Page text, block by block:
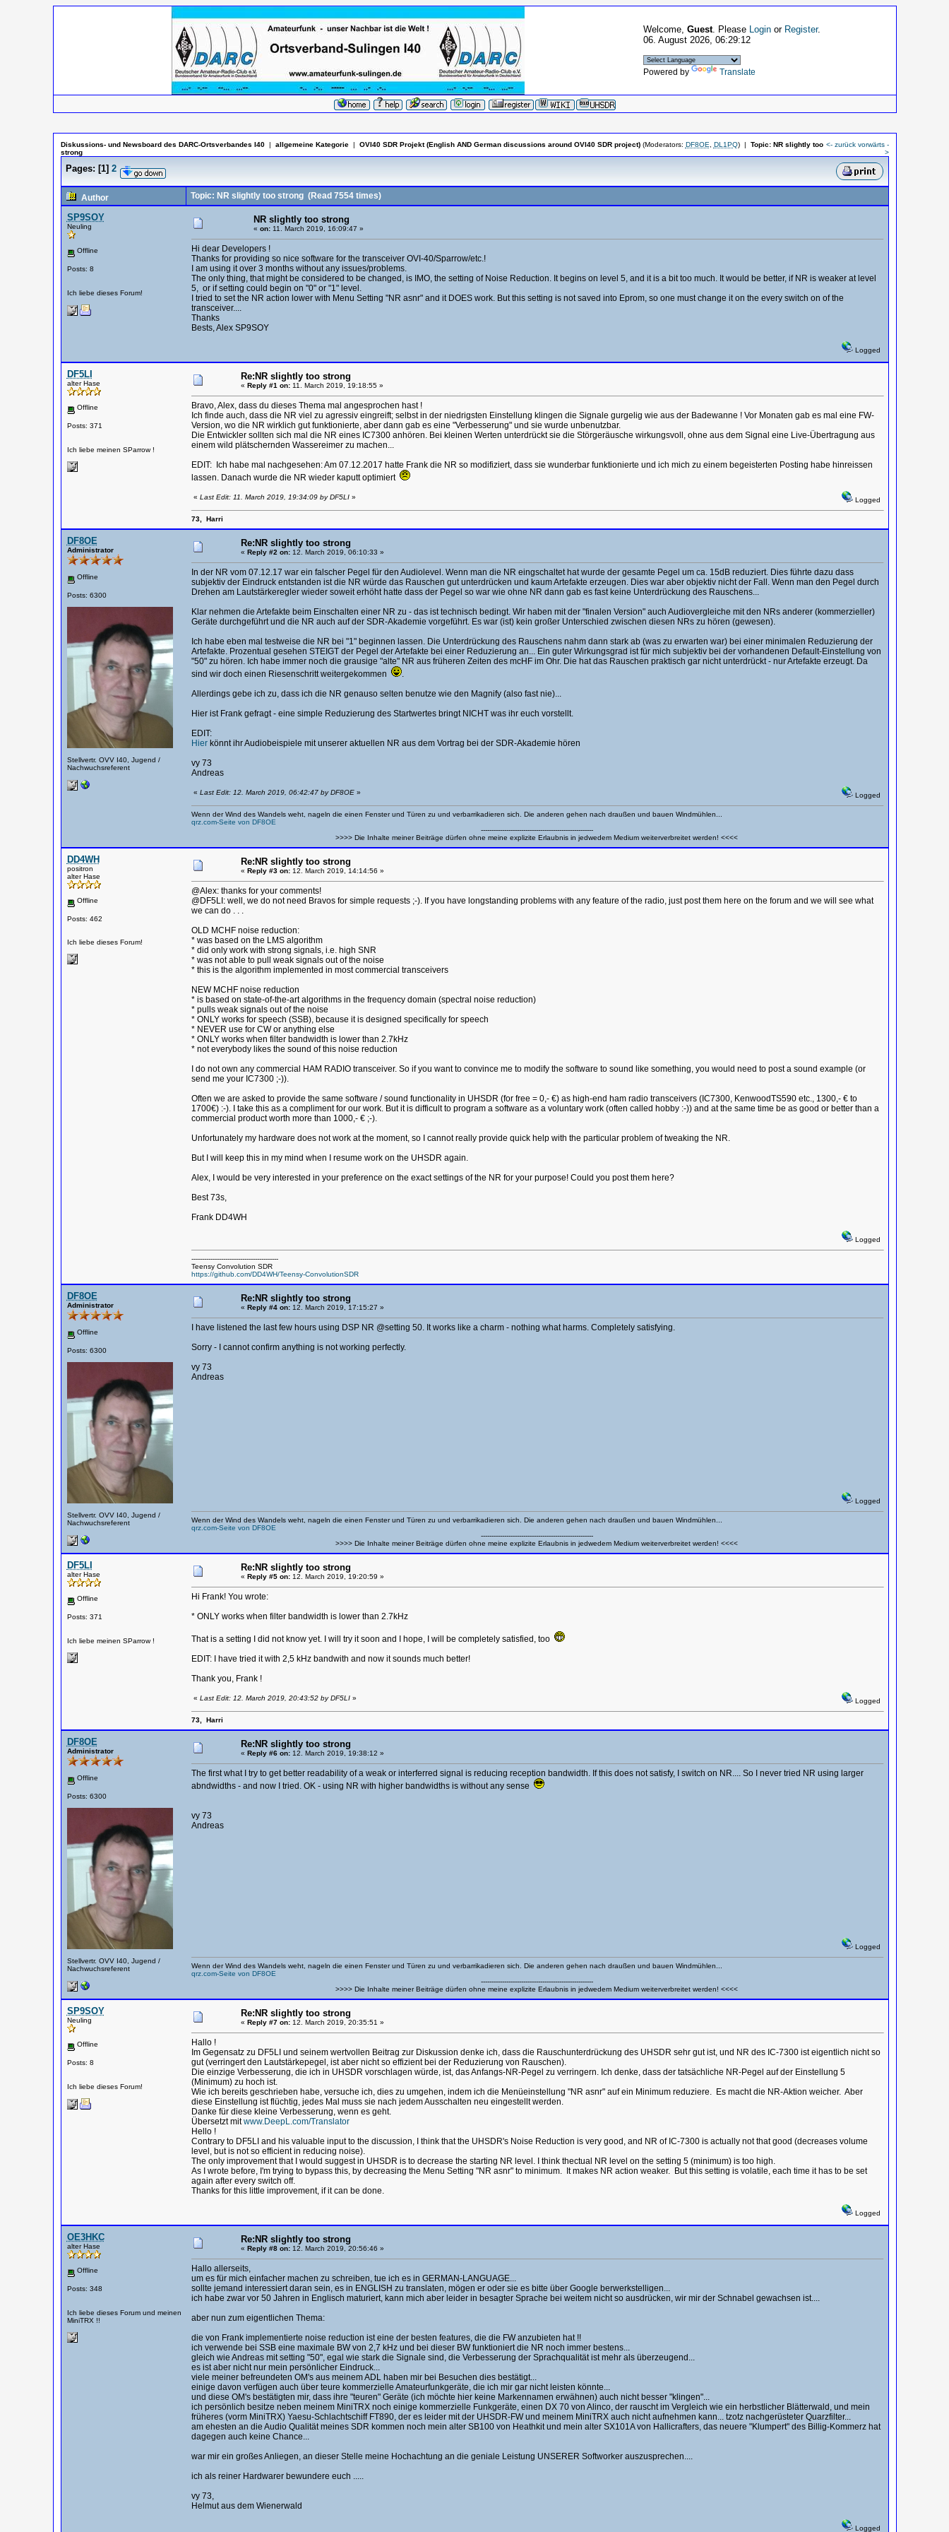
Welcome, Guest. Please Loginor Register.
06. August 2026, 06:29:12
Powered by Translate
Diskussions- und Newsboard des DARC-Ortsverbandes I40 | allgemeine Kategorie | OVI40 SDR Projekt (English AND German discussions around OVI40 SDR project)(Moderators: DF8OE DL1PQ) | Topic: NR slightly too
strong
<- zurück vorwärts -
>
Pages: [1] 2
Author Topic: NR slightly too strong(Read 7554 times)
SP9SOY
Neuling
Offline
Posts: 8
Ich liebe dieses Forum!
NR slightly too strong
« on:11. March 2019, 16:09:47 »
Hi dear Developers !
Thanks for providing so nice software for the transceiver OVI-40/Sparrow/etc.!
I am using it over 3 months without any issues/problems.
The only thing, that might be considered to be changed, is IMO, the setting of Noise Reduction. It begins on level 5, and it is a bit too much. It would be better, if NR is weaker at level
5, or if setting could begin on "0" or "1" level.
I tried to set the NR action lower with Menu Setting "NR asnr" and it DOES work. But this setting is not saved into Eprom, so one must change it on the every switch on of the
transceiver....
Thanks
Bests, Alex SP9SOY
Logged
DF5LI
alter Hase
Offline
Posts: 371
Ich liebe meinen SParrow !
Re:NR slightly too strong
« Reply #1 on:11. March 2019, 19:18:55 »
Bravo, Alex, dass du dieses Thema mal angesprochen hast !
Ich finde auch, dass die NR viel zu agressiv eingreift; selbst in der niedrigsten Einstellung klingen die Signale gurgelig wie aus der Badewanne ! Vor Monaten gab es mal eine FW-
Version, wo die NR wirklich gut funktionierte, aber dann gab es eine "Verbesserung" und sie wurde unbenutzbar.
Die Entwickler sollten sich mal die NR eines IC7300 anhören. Bei kleinen Werten unterdrückt sie die Störgeräusche wirkungsvoll, ohne aus dem Signal eine Live-Übertragung aus
einem wild plätschernden Wassereimer zu machen...
EDIT: Ich habe mal nachgesehen: Am 07.12.2017 hatte Frank die NR so modifiziert, dass sie wunderbar funktionierte und ich mich zu einem begeisterten Posting habe hinreissen
lassen. Danach wurde die NR wieder kaputt optimiert
« Last Edit: 11. March 2019, 19:34:09 by DF5LI» Logged
73, Harri
DF8OE
Administrator
Offline
Posts: 6300
Stellvertr. OVV I40, Jugend /
Nachwuchsreferent
Re:NR slightly too strong
« Reply #2 on:12. March 2019, 06:10:33 »
In der NR vom 07.12.17 war ein falscher Pegel für den Audiolevel. Wenn man die NR eingschaltet hat wurde der gesamte Pegel um ca. 15dB reduziert. Dies führte dazu dass
subjektiv der Eindruck entstanden ist die NR würde das Rauschen gut unterdrücken und kaum Artefakte erzeugen. Dies war aber objektiv nicht der Fall. Wenn man den Pegel durch
Drehen am Lautstärkeregler wieder soweit erhöht hatte dass der Pegel so war wie ohne NR dann gab es fast keine Unterdrückung des Rauschens...
Klar nehmen die Artefakte beim Einschalten einer NR zu - das ist technisch bedingt. Wir haben mit der "finalen Version" auch Audiovergleiche mit den NRs anderer (kommerzieller)
Geräte durchgeführt und die NR auch auf der SDR-Akademie vorgeführt. Es war (ist) kein großer Unterschied zwischen diesen NRs zu hören (gewesen).
Ich habe eben mal testweise die NR bei "1" beginnen lassen. Die Unterdrückung des Rauschens nahm dann stark ab (was zu erwarten war) bei einer minimalen Reduzierung der
Artefakte. Prozentual gesehen STEIGT der Pegel der Artefakte bei einer Reduzierung an... Ein guter Wirkungsgrad ist für mich subjektiv bei der vorhandenen Default-Einstellung von
"50" zu hören. Ich habe immer noch die grausige "alte" NR aus früheren Zeiten des mcHF im Ohr. Die hat das Rauschen praktisch gar nicht unterdrückt - nur Artefakte erzeugt. Da
sind wir doch einen Riesenschritt weitergekommen
.
Allerdings gebe ich zu, dass ich die NR genauso selten benutze wie den Magnify (also fast nie)...
Hier ist Frank gefragt - eine simple Reduzierung des Startwertes bringt NICHT was ihr euch vorstellt.
EDIT:
Hierkönnt ihr Audiobeispiele mit unserer aktuellen NR aus dem Vortrag bei der SDR-Akademie hören
vy 73
Andreas
« Last Edit: 12. March 2019, 06:42:47 by DF8OE» Logged
Wenn der Wind des Wandels weht, nageln die einen Fenster und Türen zu und verbarrikadieren sich. Die anderen gehen nach draußen und bauen Windmühlen...
qrz.com-Seite von DF8OE
-----------------------------------------------------
>>>> Die Inhalte meiner Beiträge dürfen ohne meine explizite Erlaubnis in jedwedem Medium weiterverbreitet werden! <<<<
DD4WH
positron
alter Hase
Offline
Posts: 462
Ich liebe dieses Forum!
Re:NR slightly too strong
« Reply #3 on:12. March 2019, 14:14:56 »
@Alex: thanks for your comments!
@DF5LI: well, we do not need Bravos for simple requests ;-). If you have longstanding problems with any feature of the radio, just post them here on the forum and we will see what
we can do . . .
OLD MCHF noise reduction:
* was based on the LMS algorithm
* did only work with strong signals, i.e. high SNR
* was not able to pull weak signals out of the noise
* this is the algorithm implemented in most commercial transceivers
NEW MCHF noise reduction
* is based on state-of-the-art algorithms in the frequency domain (spectral noise reduction)
* pulls weak signals out of the noise
* ONLY works for speech (SSB), because it is designed specifically for speech
* NEVER use for CW or anything else
* ONLY works when filter bandwidth is lower than 2.7kHz
* not everybody likes the sound of this noise reduction
I do not own any commercial HAM RADIO transceiver. So if you want to convince me to modify the software to sound like something, you would need to post a sound example (or
send me your IC7300 ;-)).
Often we are asked to provide the same software / sound functionality in UHSDR (for free = 0,- €) as high-end ham radio transceivers (IC7300, KenwoodTS590 etc., 1300,- € to
1700€) :-). I take this as a compliment for our work. But it is difficult to program a software as a voluntary work (often called hobby :-)) and at the same time be as good or better than a
commercial product worth more than 1000,- € ;-).
Unfortunately my hardware does not work at the moment, so I cannot really provide quick help with the particular problem of tweaking the NR.
But I will keep this in my mind when I resume work on the UHSDR again.
Alex, I would be very interested in your preference on the exact settings of the NR for your purpose! Could you post them here?
Best 73s,
Frank DD4WH
Logged
-----------------------------------------
Teensy Convolution SDR
https://github.com/DD4WH/Teensy-ConvolutionSDR
DF8OE
Administrator
Offline
Posts: 6300
Stellvertr. OVV I40, Jugend /
Nachwuchsreferent
Re:NR slightly too strong
« Reply #4 on:12. March 2019, 17:15:27 »
I have listened the last few hours using DSP NR @setting 50. It works like a charm - nothing what harms. Completely satisfying.
Sorry - I cannot confirm anything is not working perfectly.
vy 73
Andreas
Logged
Wenn der Wind des Wandels weht, nageln die einen Fenster und Türen zu und verbarrikadieren sich. Die anderen gehen nach draußen und bauen Windmühlen...
qrz.com-Seite von DF8OE
-----------------------------------------------------
>>>> Die Inhalte meiner Beiträge dürfen ohne meine explizite Erlaubnis in jedwedem Medium weiterverbreitet werden! <<<<
DF5LI
alter Hase
Offline
Posts: 371
Ich liebe meinen SParrow !
Re:NR slightly too strong
« Reply #5 on:12. March 2019, 19:20:59 »
Hi Frank! You wrote:
* ONLY works when filter bandwidth is lower than 2.7kHz
That is a setting I did not know yet. I will try it soon and I hope, I will be completely satisfied, too
EDIT: I have tried it with 2,5 kHz bandwith and now it sounds much better!
Thank you, Frank !
« Last Edit: 12. March 2019, 20:43:52 by DF5LI» Logged
73, Harri
DF8OE
Administrator
Offline
Posts: 6300
Stellvertr. OVV I40, Jugend /
Nachwuchsreferent
Re:NR slightly too strong
« Reply #6 on:12. March 2019, 19:38:12 »
The first what I try to get better readability of a weak or interferred signal is reducing reception bandwidth. If this does not satisfy, I switch on NR.... So I never tried NR using larger
abndwidths - and now I tried. OK - using NR with higher bandwidths is without any sense
vy 73
Andreas
Logged
Wenn der Wind des Wandels weht, nageln die einen Fenster und Türen zu und verbarrikadieren sich. Die anderen gehen nach draußen und bauen Windmühlen...
qrz.com-Seite von DF8OE
-----------------------------------------------------
>>>> Die Inhalte meiner Beiträge dürfen ohne meine explizite Erlaubnis in jedwedem Medium weiterverbreitet werden! <<<<
SP9SOY
Neuling
Offline
Posts: 8
Ich liebe dieses Forum!
Re:NR slightly too strong
« Reply #7 on:12. March 2019, 20:35:51 »
Hallo !
Im Gegensatz zu DF5LI und seinem wertvollen Beitrag zur Diskussion denke ich, dass die Rauschunterdrückung des UHSDR sehr gut ist, und NR des IC-7300 ist eigentlich nicht so
gut (verringert den Lautstärkepegel, ist aber nicht so effizient bei der Reduzierung von Rauschen).
Die einzige Verbesserung, die ich in UHSDR vorschlagen würde, ist, das Anfangs-NR-Pegel zu verringern. Ich denke, dass der tatsächliche NR-Pegel auf der Einstellung 5
(Minimum) zu hoch ist.
Wie ich bereits geschrieben habe, versuche ich, dies zu umgehen, indem ich die Menüeinstellung "NR asnr" auf ein Minimum reduziere. Es macht die NR-Aktion weicher. Aber
diese Einstellung ist flüchtig, jedes Mal muss sie nach jedem Ausschalten neu eingestellt werden.
Danke für diese kleine Verbesserung, wenn es geht.
Übersetzt mitwww.DeepL.com/Translator
Hello !
Contrary to DF5LI and his valuable input to the discussion, I think that the UHSDR's Noise Reduction is very good, and NR of IC-7300 is actually not that good (decreases volume
level, but is not so efficient in reducing noise).
The only improvement that I would suggest in UHSDR is to decrease the starting NR level. I think thectual NR level on the setting 5 (minimum) is too high.
As I wrote before, I'm trying to bypass this, by decreasing the Menu Setting "NR asnr" to minimum. It makes NR action weaker. But this setting is volatile, each time it has to be set
again after every switch off.
Thanks for this little improvement, if it can be done.
Logged
OE3HKC
alter Hase
Offline
Posts: 348
Ich liebe dieses Forum und meinen
MiniTRX !!
Re:NR slightly too strong
« Reply #8 on:12. March 2019, 20:56:46 »
Hallo allerseits,
um es für mich einfacher machen zu schreiben, tue ich es in GERMAN-LANGUAGE...
sollte jemand interessiert daran sein, es in ENGLISH zu translaten, mögen er oder sie es bitte über Google berwerkstelligen...
ich habe zwar vor 50 Jahren in Englisch maturiert, kann mich aber leider in besagter Sprache bei weitem nicht so ausdrücken, wir mir der Schnabel gewachsen ist....
aber nun zum eigentlichen Thema:
die von Frank implementierte noise reduction ist eine der besten features, die die FW anzubieten hat !!
ich verwende bei SSB eine maximale BW von 2,7 kHz und bei dieser BW funktioniert die NR noch immer bestens...
gleich wie Andreas mit setting "50", egal wie stark die Signale sind, die Verbesserung der Sprachqualität ist mehr als überzeugend...
es ist aber nicht nur mein persönlicher Eindruck...
viele meiner befreundeten OM's aus meinem ADL haben mir bei Besuchen dies bestätigt...
einige davon verfügen auch über teure kommerzielle Amateurfunkgeräte, die ich mir gar nicht leisten könnte...
und diese OM's bestätigten mir, dass ihre "teuren" Geräte (ich möchte hier keine Markennamen erwähnen) auch nicht besser "klingen"...
ich persönlich besitze neben meinem MiniTRX noch einige kommerzielle Funkgeräte, einen DX 70 von Alinco, der rauscht im Vergleich wie ein herbstlicher Blätterwald, und mein
früheres (vorm MiniTRX) Yaesu-Schlachtschiff FT890, der es leider mit der UHSDR-FW und meinem MiniTRX auch nicht aufnehmen kann... tzotz nachgerüsteter Quarzfilter...
am ehesten an die Audio Qualität meines SDR kommen noch mein alter SB100 von Heathkit und mein alter SX101A von Hallicrafters, das neuere "Klumpert" des Billig-Kommerz hat
dagegen auch keine Chance...
war mir ein großes Anliegen, an dieser Stelle meine Hochachtung an die geniale Leistung UNSERER Softworker auszusprechen....
ich als reiner Hardwarer bewundere euch .....
vy 73,
Helmut aus dem Wienerwald
Logged